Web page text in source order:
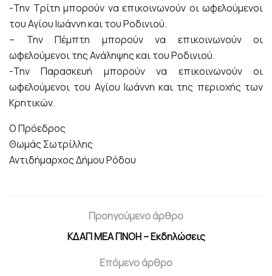
-Την Τρίτη μπορούν να επικοινωνούν οι ωφελούμενοι
του Αγίου Ιωάννη και του Ροδινιού.
– Την Πέμπτη μπορούν να επικοινωνούν οι
ωφελούμενοι της Ανάληψης και του Ροδινιού.
-Την Παρασκευή μπορούν να επικοινωνούν οι
ωφελούμενοι του Αγίου Ιωάννη και της περιοχής των
Κρητικών.
Ο Πρόεδρος
Θωμάς Σωτρίλλης
Αντιδήμαρχος Δήμου Ρόδου
Προηγούμενο άρθρο
ΚΔΑΠ ΜΕΑ ΠΝΟΗ – Εκδηλώσεις
Επόμενο άρθρο